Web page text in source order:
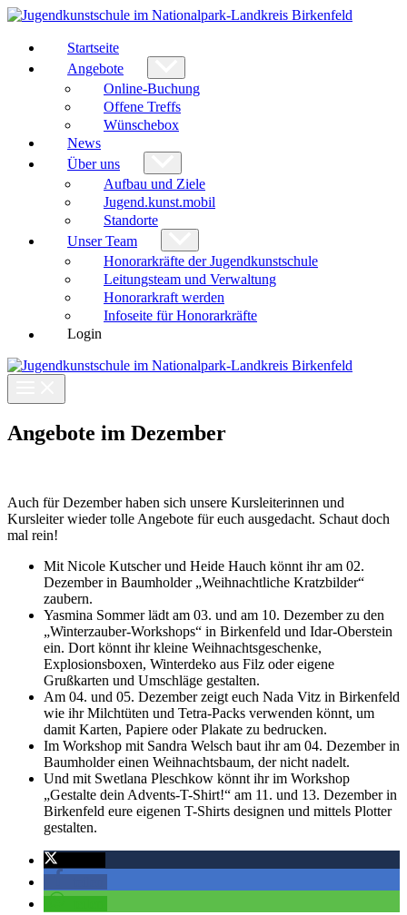
Zum
springen
Startseite
Angebote
Online-Buchung
Offene Treffs
Wünschebox
News
Über uns
Aufbau und Ziele
Jugend.kunst.mobil
Standorte
Unser Team
Honorarkräfte der Jugendkunstschule
Leitungsteam und Verwaltung
Honorarkraft werden
Infoseite für Honorarkräfte
Login
Angebote im Dezember
Auch für Dezember haben sich unsere Kursleiterinnen und
Kursleiter wieder tolle Angebote für euch ausgedacht. Schaut doch
mal rein!
Mit Nicole Kutscher und Heide Hauch könnt ihr am 02.
Dezember in Baumholder „Weihnachtliche Kratzbilder“
zaubern.
Yasmina Sommer lädt am 03. und am 10. Dezember zu den
„Winterzauber-Workshops“ in Birkenfeld und Idar-Oberstein
ein. Dort könnt ihr kleine Weihnachtsgeschenke,
Explosionsboxen, Winterdeko aus Filz oder eigene
Grußkarten und Umschläge gestalten.
Am 04. und 05. Dezember zeigt euch Nada Vitz in Birkenfeld
wie ihr Milchtüten und Tetra-Packs verwenden könnt, um
damit Karten, Papiere oder Plakate zu bedrucken.
Im Workshop mit Sandra Welsch baut ihr am 04. Dezember in
Baumholder einen Weihnachtsbaum, der nicht nadelt.
Und mit Swetlana Pleschkow könnt ihr im Workshop
„Gestalte dein Advents-T-Shirt!“ am 11. und 13. Dezember in
Birkenfeld eure eigenen T-Shirts designen und mittels Plotter
gestalten.